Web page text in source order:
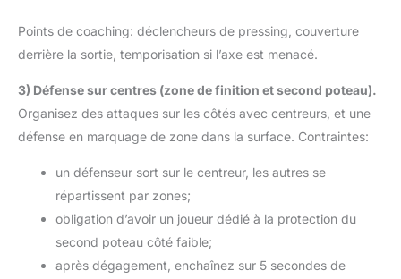
Points de coaching: déclencheurs de pressing, couverture
derrière la sortie, temporisation si l’axe est menacé.
3) Défense sur centres (zone de finition et second poteau).
Organisez des attaques sur les côtés avec centreurs, et une
défense en marquage de zone dans la surface. Contraintes:
un défenseur sort sur le centreur, les autres se
répartissent par zones;
obligation d’avoir un joueur dédié à la protection du
second poteau côté faible;
après dégagement, enchaînez sur 5 secondes de